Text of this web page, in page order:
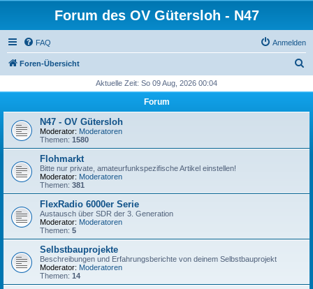
Forum des OV Gütersloh - N47
FAQ Anmelden
Foren-Übersicht
h
Aktuelle Zeit: So 09 Aug, 2026 00:04
Forum
N47 - OV Gütersloh
Moderator: Moderatoren
Themen: 1580
Flohmarkt
Bitte nur private, amateurfunkspezifische Artikel einstellen!
Moderator: Moderatoren
Themen: 381
FlexRadio 6000er Serie
Austausch über SDR der 3. Generation
Moderator: Moderatoren
Themen: 5
Selbstbauprojekte
Beschreibungen und Erfahrungsberichte von deinem Selbstbauprojekt
Moderator: Moderatoren
Themen: 14